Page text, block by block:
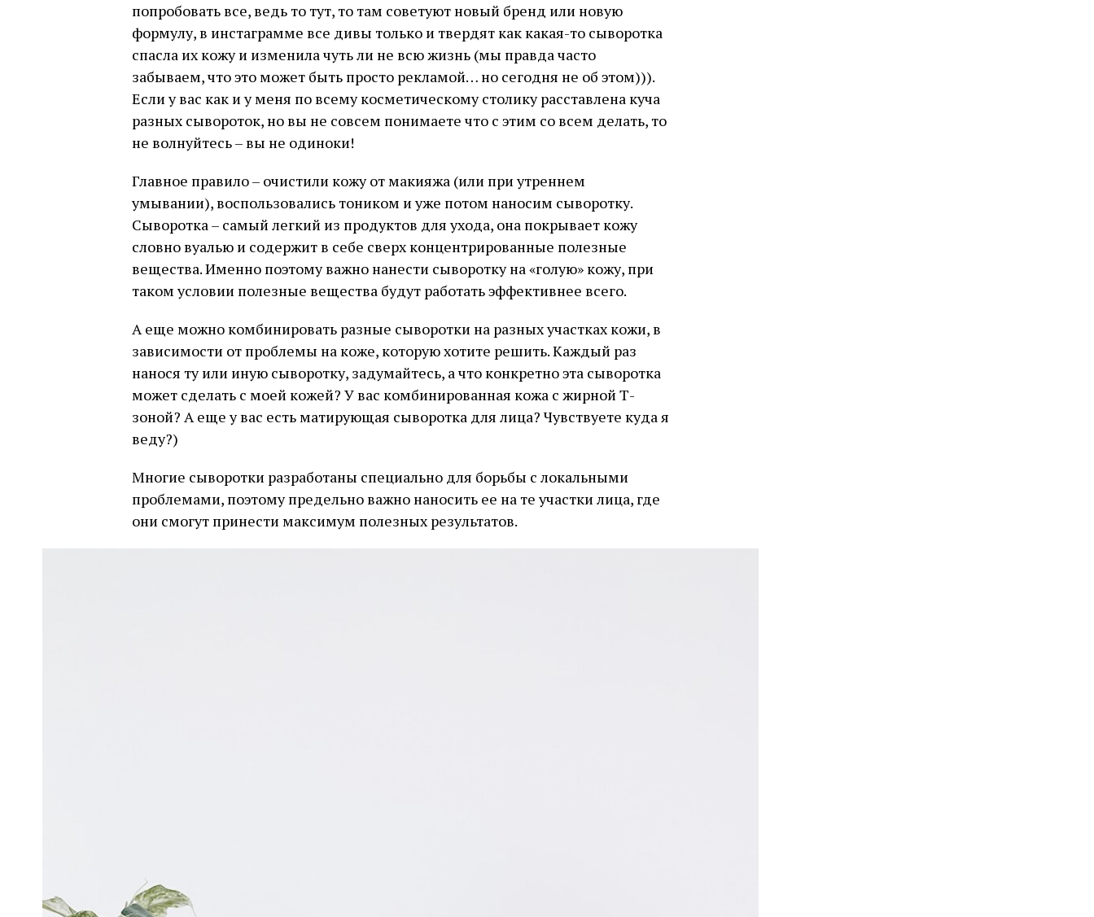
попробовать все, ведь то тут, то там советуют новый бренд или новую
формулу, в инстаграмме все дивы только и твердят как какая-то сыворотка
спасла их кожу и изменила чуть ли не всю жизнь (мы правда часто
забываем, что это может быть просто рекламой… но сегодня не об этом))).
Если у вас как и у меня по всему косметическому столику расставлена куча
разных сывороток, но вы не совсем понимаете что с этим со всем делать, то
не волнуйтесь – вы не одиноки!
Главное правило – очистили кожу от макияжа (или при утреннем
умывании), воспользовались тоником и уже потом наносим сыворотку.
Сыворотка – самый легкий из продуктов для ухода, она покрывает кожу
словно вуалью и содержит в себе сверх концентрированные полезные
вещества. Именно поэтому важно нанести сыворотку на «голую» кожу, при
таком условии полезные вещества будут работать эффективнее всего.
А еще можно комбинировать разные сыворотки на разных участках кожи, в
зависимости от проблемы на коже, которую хотите решить. Каждый раз
нанося ту или иную сыворотку, задумайтесь, а что конкретно эта сыворотка
может сделать с моей кожей? У вас комбинированная кожа с жирной Т-
зоной? А еще у вас есть матирующая сыворотка для лица? Чувствуете куда я
веду?)
Многие сыворотки разработаны специально для борьбы с локальными
проблемами, поэтому предельно важно наносить ее на те участки лица, где
они смогут принести максимум полезных результатов.